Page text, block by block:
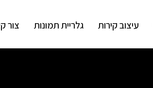
עיצוב קירות גלריית תמונות צור